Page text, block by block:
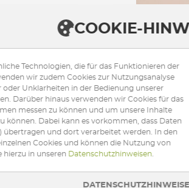
Putzübungen
in unseren
Hause richtig
Situation
daran auch Ihr
COOKIE-
Technologien, die für das Funktionieren der
wir zudem Cookies zur Nutzungsanalyse
oder Unklarheiten in der Bedienung unserer
Darüber hinaus verwenden wir Cookies für das
messen zu können und um unsere Inhalte
können. Dabei kann es vorkommen, dass Daten
übertragen und dort verarbeitet werden. In den
Cookies und können die Nutzung von
hierzu in unseren Datenschutzhinweisen
DATENSCHUTZHINWEISE